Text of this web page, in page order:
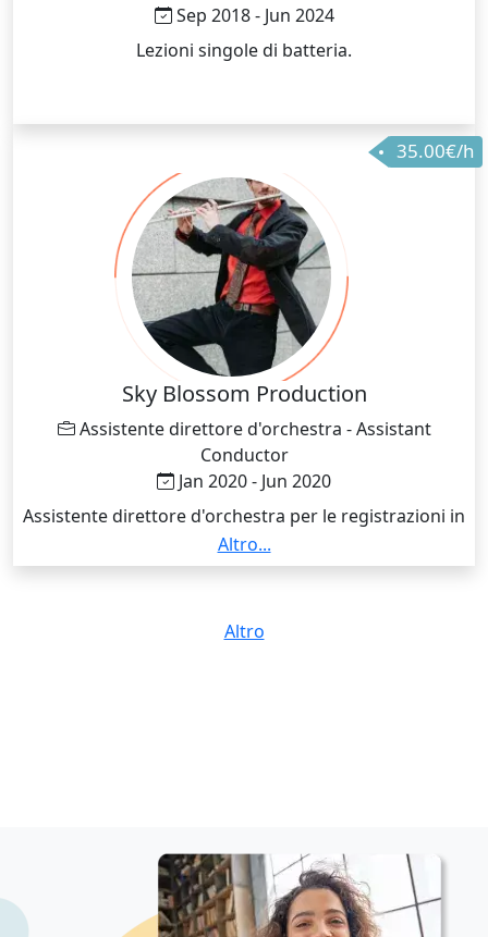
Sep 2018 - Jun 2024
Lezioni singole di batteria.
35.00€/h
Sky Blossom Production
Assistente direttore d'orchestra - Assistant
Conductor
Jan 2020 - Jun 2020
Assistente direttore d'orchestra per le registrazioni in
studio della colonna sonora del documentario "Sky
Blossom" (Sky Blossom Production, 2020, vincitore
'Yellowstone International Film Festival 2021').
Altro...
Altro